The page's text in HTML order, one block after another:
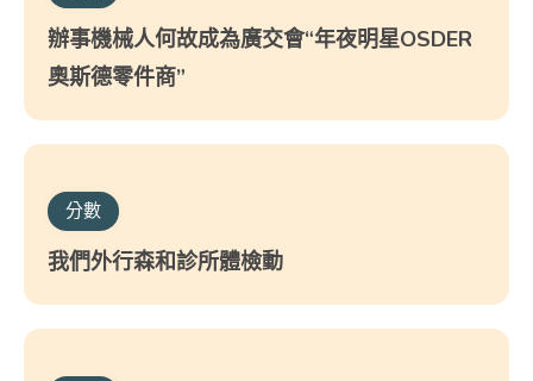
辦事機械人何故成為廣交會“年夜明星OSDER
奧斯德零件商”
分數
我們外行森和診所體檢動